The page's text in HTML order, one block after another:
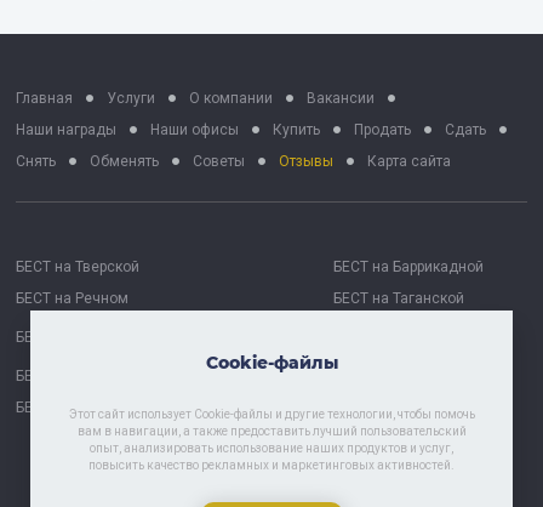
Главная Услуги О компании
Вакансии
Наши награды
Наши офисы Купить Продать
Сдать
Снять
Обменять Советы Отзывы Карта сайта
БЕСТ на Тверской
БЕСТ на Баррикадной
БЕСТ на Речном
БЕСТ на Таганской
БЕСТ Москва Сити
БЕСТ на Проспекте Мира
БЕСТ-Химки
Cookie-файлы
Этот сайт использует Cookie-файлы и другие технологии, чтобы помочь
вам в навигации, а также предоставить лучший пользовательский
опыт, анализировать использование наших продуктов и услуг,
повысить качество рекламных и маркетинговых активностей.